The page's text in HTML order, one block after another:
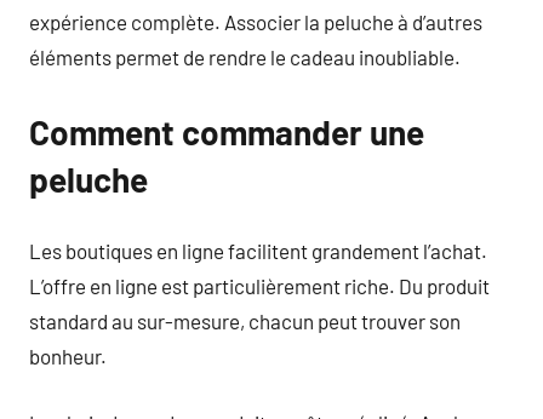
expérience complète. Associer la peluche à d’autres
éléments permet de rendre le cadeau inoubliable.
Comment commander une
peluche
Les boutiques en ligne facilitent grandement l’achat.
L’offre en ligne est particulièrement riche. Du produit
standard au sur-mesure, chacun peut trouver son
bonheur.